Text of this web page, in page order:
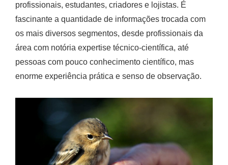
profissionais, estudantes, criadores e lojistas. É
fascinante a quantidade de informações trocada com
os mais diversos segmentos, desde profissionais da
área com notória expertise técnico-científica, até
pessoas com pouco conhecimento científico, mas
enorme experiência prática e senso de observação.